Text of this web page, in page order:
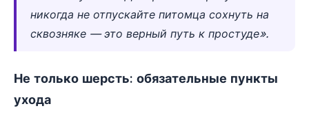
никогда не отпускайте питомца сохнуть на
сквозняке — это верный путь к простуде».
Не только шерсть: обязательные пункты
ухода